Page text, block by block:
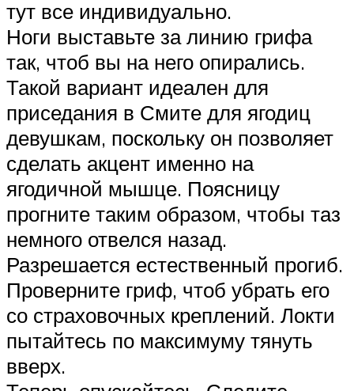
тут все индивидуально.
Ноги выставьте за линию грифа
так, чтоб вы на него опирались.
Такой вариант идеален для
приседания в Смите для ягодиц
девушкам, поскольку он позволяет
сделать акцент именно на
ягодичной мышце. Поясницу
прогните таким образом, чтобы таз
немного отвелся назад.
Разрешается естественный прогиб.
Проверните гриф, чтоб убрать его
со страховочных креплений. Локти
пытайтесь по максимуму тянуть
вверх.